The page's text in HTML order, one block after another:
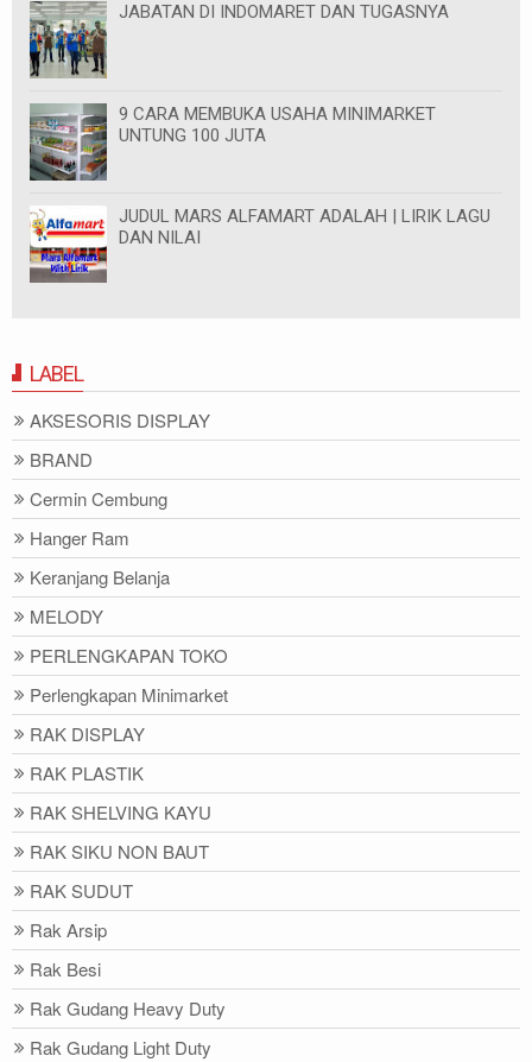
JABATAN DI INDOMARET DAN TUGASNYA
9 CARA MEMBUKA USAHA MINIMARKET
UNTUNG 100 JUTA
JUDUL MARS ALFAMART ADALAH | LIRIK LAGU
DAN NILAI
LABEL
AKSESORIS DISPLAY
BRAND
Cermin Cembung
Hanger Ram
Keranjang Belanja
MELODY
PERLENGKAPAN TOKO
Perlengkapan Minimarket
RAK DISPLAY
RAK PLASTIK
RAK SHELVING KAYU
RAK SIKU NON BAUT
RAK SUDUT
Rak Arsip
Rak Besi
Rak Gudang Heavy Duty
Rak Gudang Light Duty